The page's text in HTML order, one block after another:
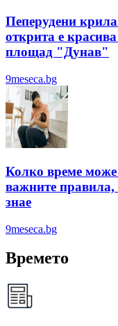
Пеперудени
открита е
площад "Дунав"
9meseca.bg
Колко време
важните правила,
знае
9meseca.bg
Времето